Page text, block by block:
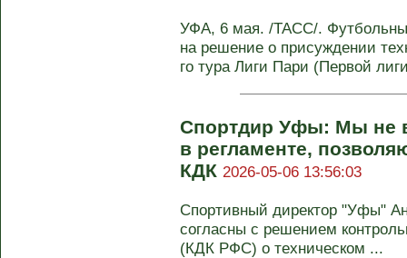
УФА, 6 мая. /ТАСС/.
на решение о присуждении
го тура Лиги Пари (Первой
Спортдир Уфы: Мы не
в регламенте,
КДК 2026-05-06 13:56:03
Спортивный директор "Уфы"
согласны с решением
(КДК РФС) о техническом ...